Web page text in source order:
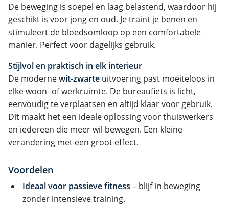
De beweging is soepel en laag belastend, waardoor hij
geschikt is voor jong en oud. Je traint je benen en
stimuleert de bloedsomloop op een comfortabele
manier. Perfect voor dagelijks gebruik.
Stijlvol en praktisch in elk interieur
De modernewit-zwarte uitvoering past moeiteloos in
elke woon- of werkruimte. De bureaufiets is licht,
eenvoudig te verplaatsen en altijd klaar voor gebruik.
Dit maakt het een ideale oplossing voor thuiswerkers
en iedereen die meer wil bewegen. Een kleine
verandering met een groot effect.
Voordelen
Ideaal voor passieve fitness – blijf in beweging
zonder intensieve training.